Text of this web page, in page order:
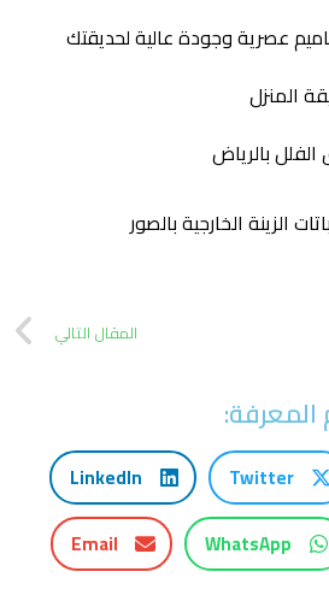
عصرية وجودة عالية لحديقتك
المنزل
بالرياض
المقال التالي
Twitter
LinkedIn
WhatsApp
Email